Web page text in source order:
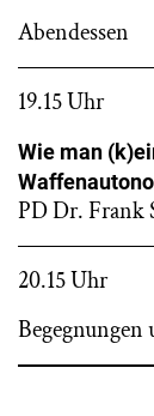
Abendessen
19.15 Uhr
Wie man
PD Dr. Frank
20.15 Uhr
Begegnungen